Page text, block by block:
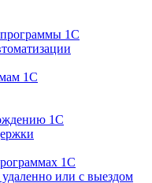
1С
1С
1С
1С
или с выездом